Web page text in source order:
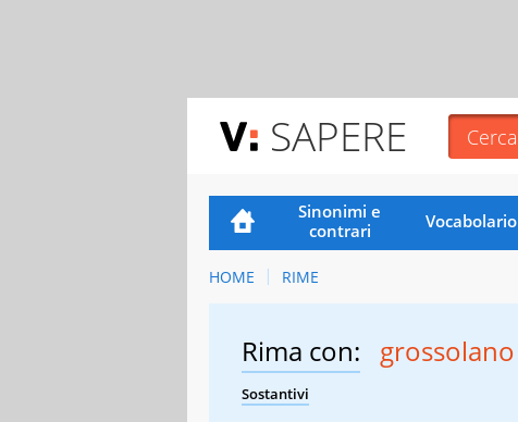
SAPERE
Sinonimi e
contrari
Vocabolario
HOME RIME
Rima con: grossolano
Sostantivi